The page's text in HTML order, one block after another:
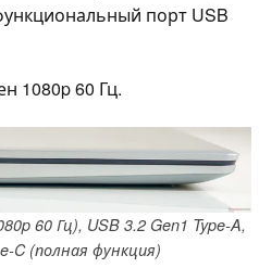
порт USB
1080p 60 Гц.
60 Гц), USB 3.2 Gen1 Type-A,
C (полная функция)